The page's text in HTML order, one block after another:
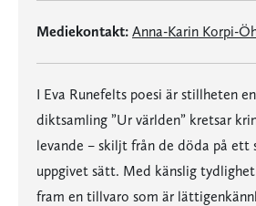
Mediekontakt: Anna-Karin Korpi-
I Eva Runefelts poesi är stillheten
diktsamling ”Ur världen” kretsar
levande – skiljt från de döda på ett
uppgivet sätt. Med känslig
fram en tillvaro som är